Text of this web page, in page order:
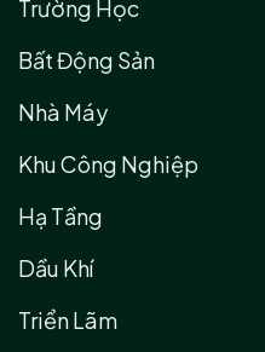
Trường Học
Bất Động Sản
Nhà Máy
Khu Công Nghiệp
Hạ Tầng
Dầu Khí
Triển Lãm